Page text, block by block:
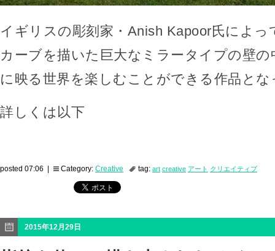
イギリスの彫刻家・Anish Kapoor氏によっ
カーブを描いた巨大なミラータイプの壁
に映る世界を楽しむことができる作品と
詳しくは以下
posted 07:06 | Category: Creative tag: art creative アート クリエイティブ
2015年12月29日